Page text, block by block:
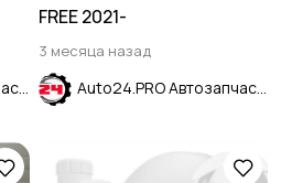
Auto24.PRO Автозапчасти
FREE 2021-
3 месяца назад
Auto24.PRO Автозапчасти